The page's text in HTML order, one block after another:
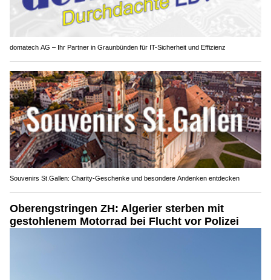
domatech AG – Ihr Partner in Graunbünden für IT-Sicherheit und Effizienz
Souvenirs St.Gallen: Charity-Geschenke und besondere Andenken entdecken
Oberengstringen ZH: Algerier sterben mit
gestohlenem Motorrad bei Flucht vor Polizei